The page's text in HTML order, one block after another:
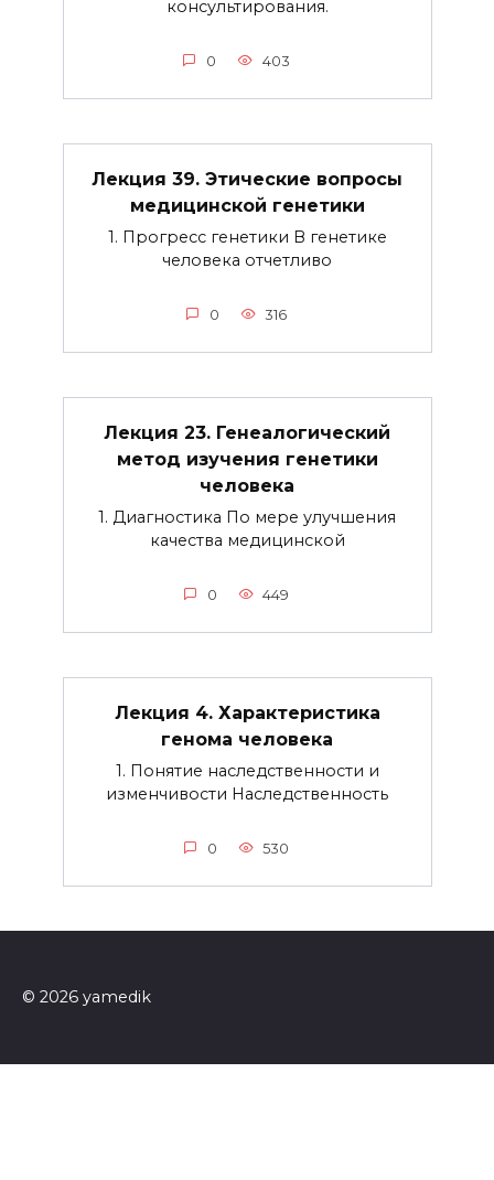
консультирования.
0 403
Лекция 39. Этические вопросы
медицинской генетики
1. Прогресс генетики В генетике
человека отчетливо
0 316
Лекция 23. Генеалогический
метод изучения генетики
человека
1. Диагностика По мере улучшения
качества медицинской
0 449
Лекция 4. Характеристика
генома человека
1. Понятие наследственности и
изменчивости Наследственность
0 530
© 2026 yamedik